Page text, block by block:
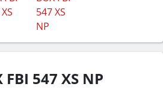
FBI 547 XS NP